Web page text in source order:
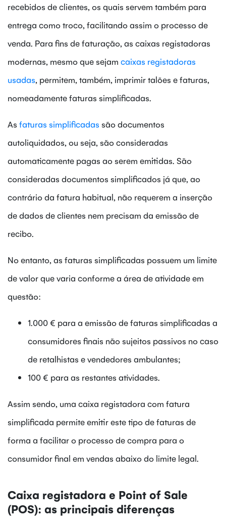
recebidos de clientes, os quais servem também para
entrega como troco, facilitando assim o processo de
venda. Para fins de faturação, as caixas registadoras
modernas, mesmo que sejam caixas registadoras
usadas, permitem, também, imprimir talões e faturas,
nomeadamente faturas simplificadas.
As faturas simplificadas são documentos
autoliquidados, ou seja, são consideradas
automaticamente pagas ao serem emitidas. São
consideradas documentos simplificados já que, ao
contrário da fatura habitual, não requerem a inserção
de dados de clientes nem precisam da emissão de
recibo.
No entanto, as faturas simplificadas possuem um limite
de valor que varia conforme a área de atividade em
questão:
1.000 € para a emissão de faturas simplificadas a
consumidores finais não sujeitos passivos no caso
de retalhistas e vendedores ambulantes;
100 € para as restantes atividades.
Assim sendo, uma caixa registadora com fatura
simplificada permite emitir este tipo de faturas de
forma a facilitar o processo de compra para o
consumidor final em vendas abaixo do limite legal.
Caixa registadora e Point of Sale
(POS): as principais diferenças